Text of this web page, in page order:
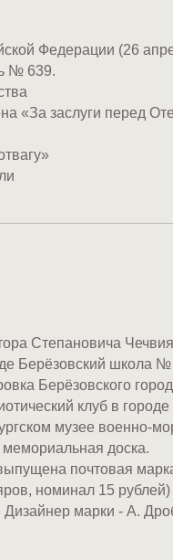
Федерации (26
№ 639.
«За заслуги перед
Степановича
Берёзовский школа №
Берёзовского
клуб в
музее военно-
мемориальная доска.
почтовая
номинал 15 рублей)
Дизайнер марки - А.